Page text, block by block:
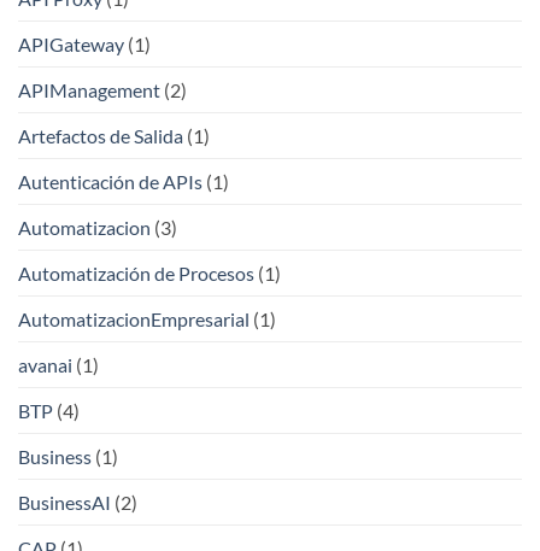
APIGateway (1)
APIManagement (2)
Artefactos de Salida (1)
Autenticación de APIs (1)
Automatizacion (3)
Automatización de Procesos (1)
AutomatizacionEmpresarial (1)
avanai (1)
BTP (4)
Business (1)
BusinessAI (2)